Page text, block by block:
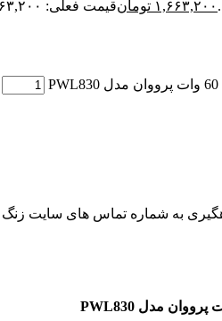
۱,۶۶۳,۲۰۰ تومانقیمت فعلی: ۱,۶۶۳,۲۰۰ تومان.